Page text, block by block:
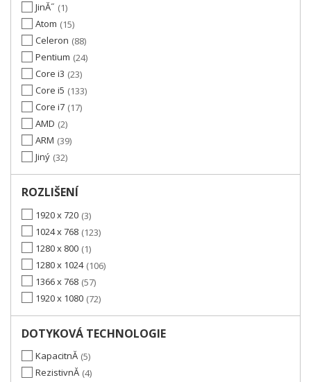
JinĂ˝
1
Atom
15
Celeron 88
Pentium 24
Core i3 23
Core i5
133
Core i7 17
AMD 2
ARM 39
Jiný 32
ROZLIŠENÍ
1920 x 720 3
1024 x 768 123
1280 x 800 1
1280 x 1024 106
1366 x 768 57
1920 x 1080 72
DOTYKOVÁ TECHNOLOGIE
KapacitnĂ­ 5
RezistivnĂ­ 4